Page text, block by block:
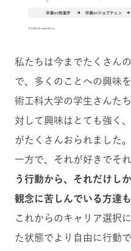
私たちは今までたくさん
で、多くのことへの興味
術工科大学の学生さんた
対して興味はとても強く
がたくさんおられました。
一方で、それが好きでそ
う行動から、それだけし
観念に苦しんでいる方達
これからのキャリア選択
た状態でより自由に行動